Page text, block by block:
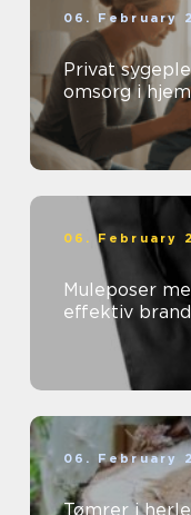
06. February
Privat
omsorg i
06. February
Muleposer
effektiv
06. February
Tømrer i herlev kvalitet, funktion og